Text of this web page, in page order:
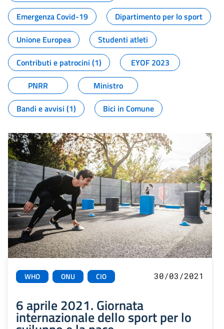
Emergenza Covid-19
Dipartimento per lo sport
Unione Europea
Studenti atleti
Contributi e patrocini (1)
EYOF 2023
PNRR
Ministro
Bandi e avvisi (1)
Bici in Comune
WHO ONU CIO 30/03/2021
6 aprile 2021. Giornata
internazionale dello sport per lo